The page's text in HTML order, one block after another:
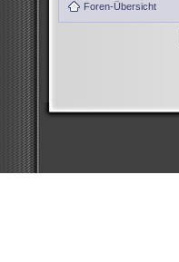
Foren-Übersicht